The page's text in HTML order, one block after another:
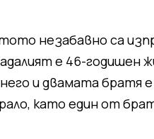
незабавно са
е 46-годишен
и двамата братя
като един от